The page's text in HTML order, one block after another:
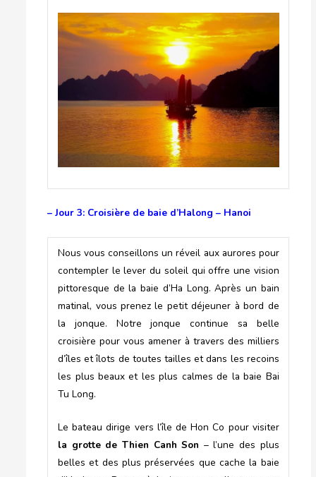
– Jour 3: Croisière de baie d’Halong – Hanoi
Nous vous conseillons un réveil aux aurores pour
contempler le lever du soleil qui offre une vision
pittoresque de la baie d’Ha Long. Après un bain
matinal, vous prenez le petit déjeuner à bord de
la jonque. Notre jonque continue sa belle
croisière pour vous amener à travers des milliers
d’îles et îlots de toutes tailles et dans les recoins
les plus beaux et les plus calmes de la baie Bai
Tu Long.
Le bateau dirige vers l’île de Hon Co pour visiter
la grotte de Thien Canh Son – l’une des plus
belles et des plus préservées que cache la baie